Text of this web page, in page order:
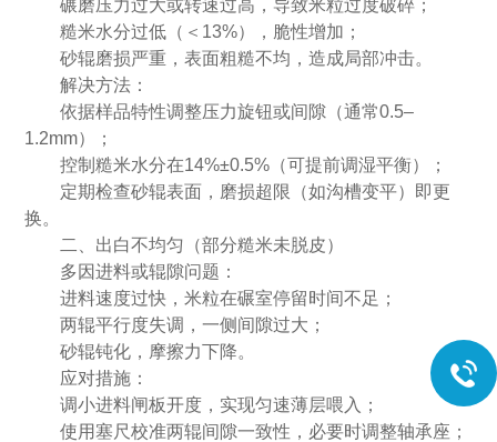
碾磨压力过大或转速过高，导致米粒过度破碎；
糙米水分过低（＜13%），脆性增加；
砂辊磨损严重，表面粗糙不均，造成局部冲击。
解决方法：
依据样品特性调整压力旋钮或间隙（通常0.5–
1.2mm）；
控制糙米水分在14%±0.5%（可提前调湿平衡）；
定期检查砂辊表面，磨损超限（如沟槽变平）即更
换。
二、出白不均匀（部分糙米未脱皮）
多因进料或辊隙问题：
进料速度过快，米粒在碾室停留时间不足；
两辊平行度失调，一侧间隙过大；
砂辊钝化，摩擦力下降。
应对措施：
调小进料闸板开度，实现匀速薄层喂入；
使用塞尺校准两辊间隙一致性，必要时调整轴承座；